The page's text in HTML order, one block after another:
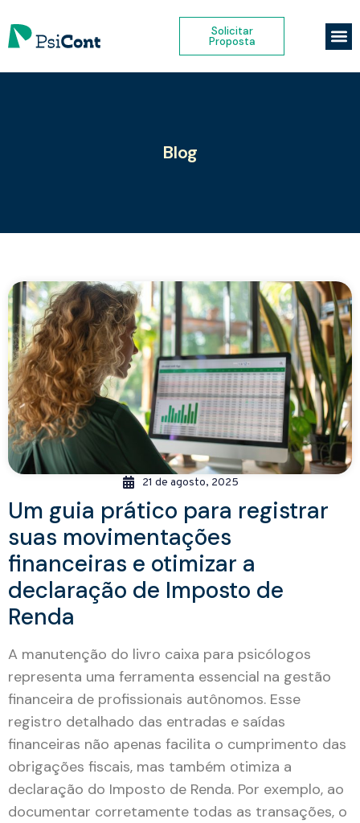
Solicitar
Proposta
Blog
21 de agosto, 2025
Um guia prático para registrar
suas movimentações
financeiras e otimizar a
declaração de Imposto de
Renda
A manutenção do livro caixa para psicólogos
representa uma ferramenta essencial na gestão
financeira de profissionais autônomos. Esse
registro detalhado das entradas e saídas
financeiras não apenas facilita o cumprimento das
obrigações fiscais, mas também otimiza a
declaração do Imposto de Renda. Por exemplo, ao
documentar corretamente todas as transações, o